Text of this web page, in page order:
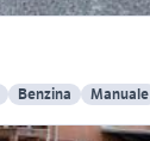
Benzina Manuale